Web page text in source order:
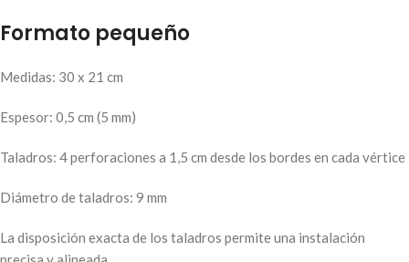
Formato pequeño
Medidas: 30 x 21 cm
Espesor: 0,5 cm (5 mm)
Taladros: 4 perforaciones a 1,5 cm desde los bordes en cada vértice
Diámetro de taladros: 9 mm
La disposición exacta de los taladros permite una instalación